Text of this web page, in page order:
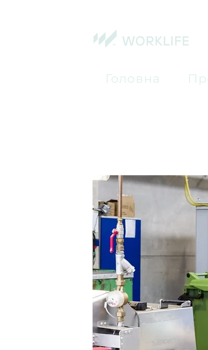
Головна